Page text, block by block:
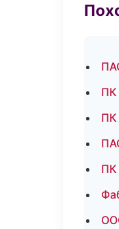
ПК
ПК
ПК